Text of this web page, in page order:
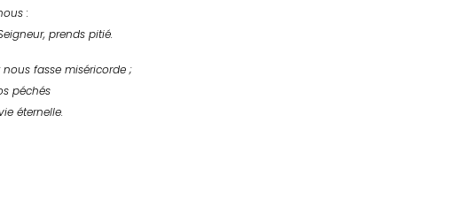
:
prends pitié.
fasse miséricorde ;
péchés
éternelle.